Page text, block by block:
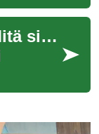
tai
Silmäluomileikkaus: Mitä sinun tulisi tietää luomileikkauksesta
...